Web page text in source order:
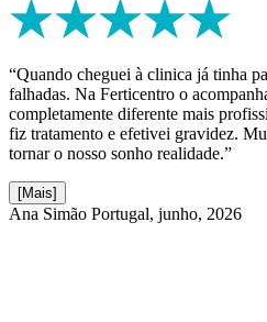
“Quando cheguei à clinica já tinha
falhadas. Na Ferticentro o
completamente diferente mais
fiz tratamento e efetivei gravidez.
tornar o nosso sonho realidade.”
[Mais]
Ana Simão Portugal, junho, 2026